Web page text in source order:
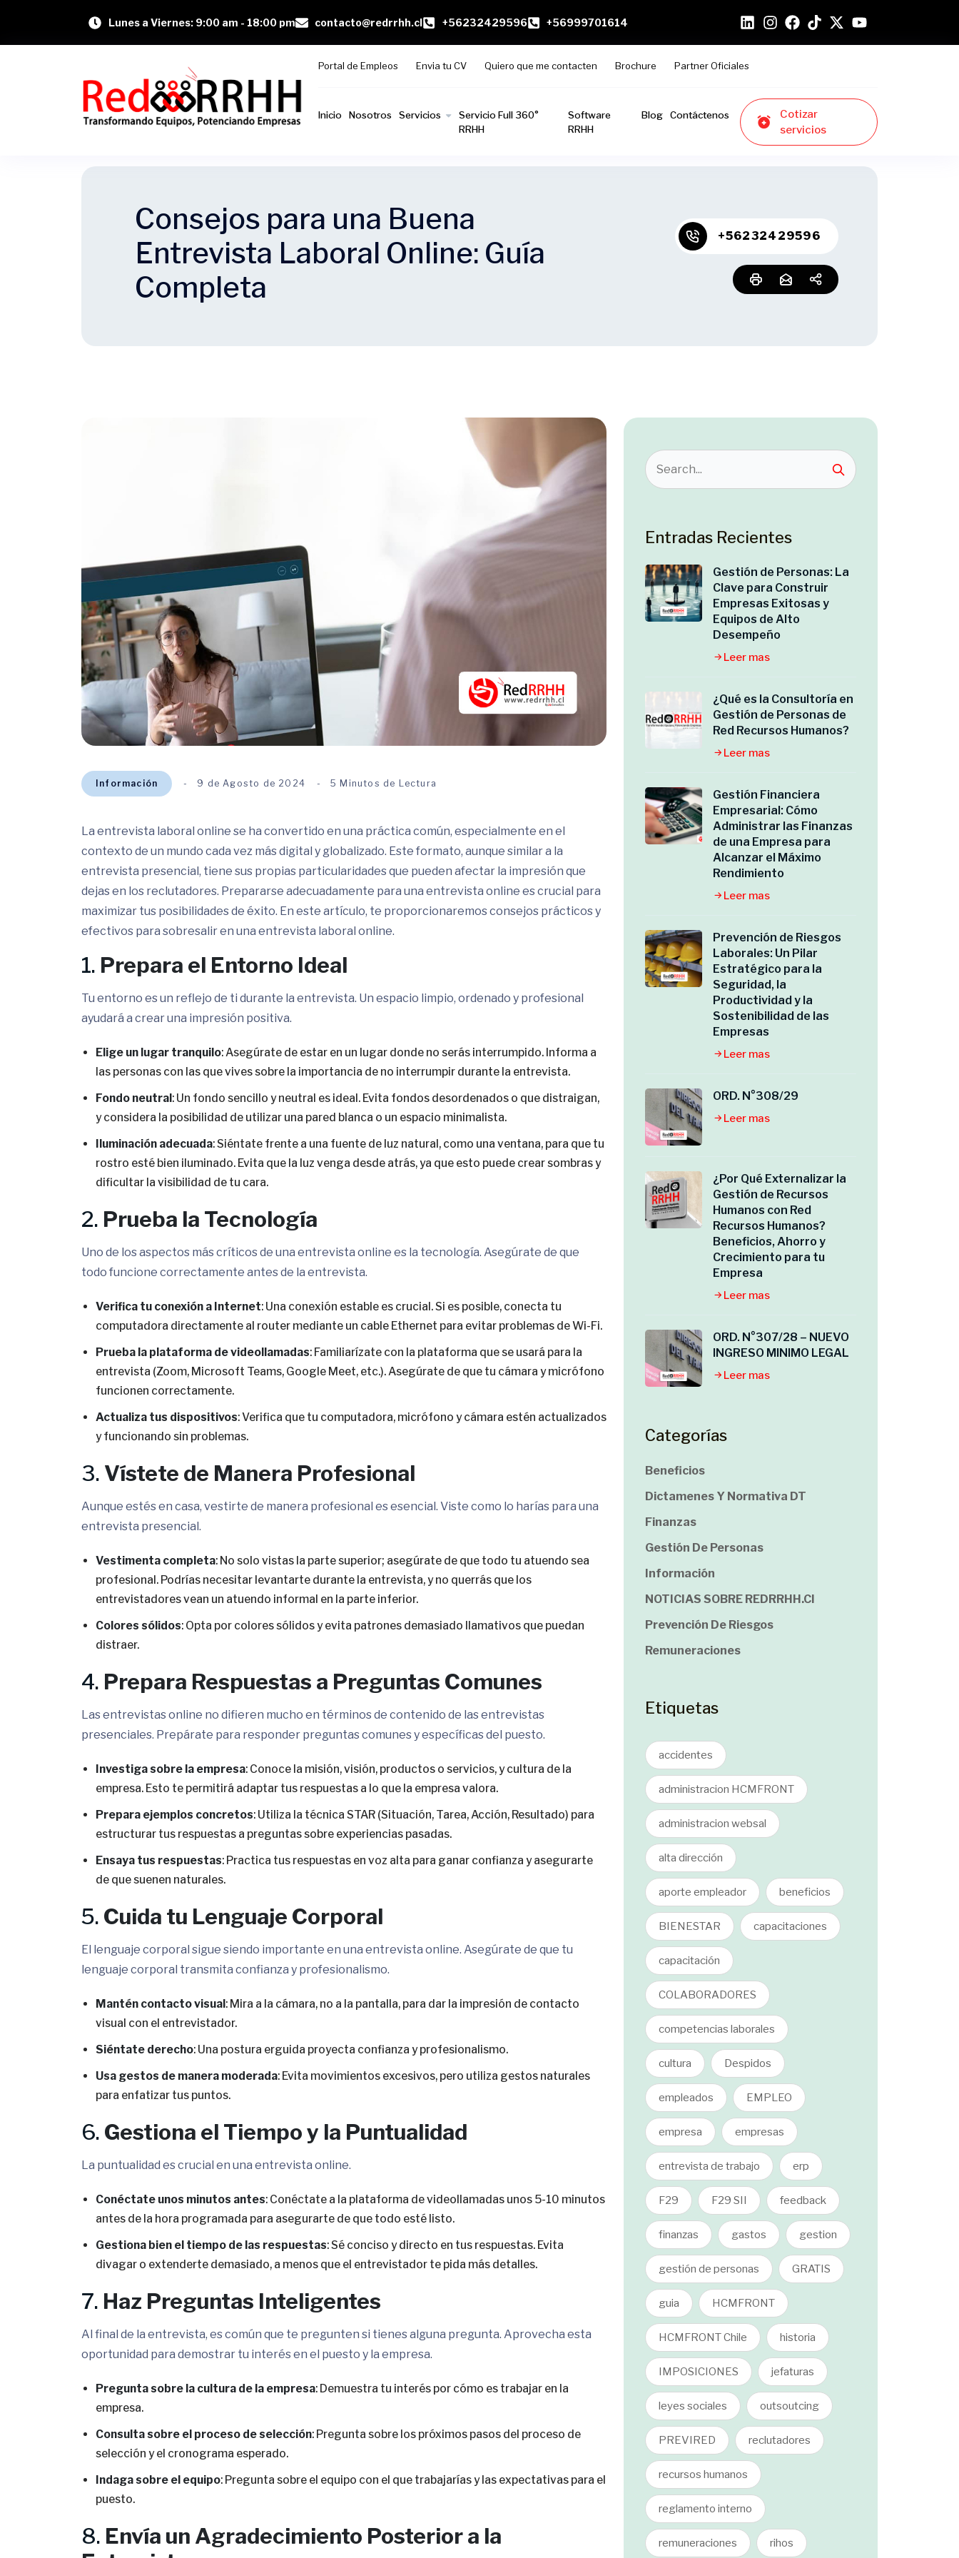
Lunes a Viernes: 9:00 am - 18:00 pm contacto@redrrhh.cl +56232429596 +56999701614
Portal de Empleos Envia tu CV Quiero que me contacten Brochure Partner Oficiales
Inicio Nosotros Servicios
Servicio Full 360°
RRHH
Software
RRHH
Blog Contáctenos
Cotizar
servicios
Consejos para una Buena
Entrevista Laboral Online: Guía
Completa
+56232429596
Información 9 de Agosto de 2024 5 Minutos de Lectura
La entrevista laboral online se ha convertido en una práctica común, especialmente en el
contexto de un mundo cada vez más digital y globalizado. Este formato, aunque similar a la
entrevista presencial, tiene sus propias particularidades que pueden afectar la impresión que
dejas en los reclutadores. Prepararse adecuadamente para una entrevista online es crucial para
maximizar tus posibilidades de éxito. En este artículo, te proporcionaremos consejos prácticos y
efectivos para sobresalir en una entrevista laboral online.
1. Prepara el Entorno Ideal
Tu entorno es un reflejo de ti durante la entrevista. Un espacio limpio, ordenado y profesional
ayudará a crear una impresión positiva.
Elige un lugar tranquilo: Asegúrate de estar en un lugar donde no serás interrumpido. Informa a
las personas con las que vives sobre la importancia de no interrumpir durante la entrevista.
Fondo neutral: Un fondo sencillo y neutral es ideal. Evita fondos desordenados o que distraigan,
y considera la posibilidad de utilizar una pared blanca o un espacio minimalista.
Iluminación adecuada: Siéntate frente a una fuente de luz natural, como una ventana, para que tu
rostro esté bien iluminado. Evita que la luz venga desde atrás, ya que esto puede crear sombras y
dificultar la visibilidad de tu cara.
2. Prueba la Tecnología
Uno de los aspectos más críticos de una entrevista online es la tecnología. Asegúrate de que
todo funcione correctamente antes de la entrevista.
Verifica tu conexión a Internet: Una conexión estable es crucial. Si es posible, conecta tu
computadora directamente al router mediante un cable Ethernet para evitar problemas de Wi-Fi.
Prueba la plataforma de videollamadas: Familiarízate con la plataforma que se usará para la
entrevista (Zoom, Microsoft Teams, Google Meet, etc.). Asegúrate de que tu cámara y micrófono
funcionen correctamente.
Actualiza tus dispositivos: Verifica que tu computadora, micrófono y cámara estén actualizados
y funcionando sin problemas.
3. Vístete de Manera Profesional
Aunque estés en casa, vestirte de manera profesional es esencial. Viste como lo harías para una
entrevista presencial.
Vestimenta completa: No solo vistas la parte superior; asegúrate de que todo tu atuendo sea
profesional. Podrías necesitar levantarte durante la entrevista, y no querrás que los
entrevistadores vean un atuendo informal en la parte inferior.
Colores sólidos: Opta por colores sólidos y evita patrones demasiado llamativos que puedan
distraer.
4. Prepara Respuestas a Preguntas Comunes
Las entrevistas online no difieren mucho en términos de contenido de las entrevistas
presenciales. Prepárate para responder preguntas comunes y específicas del puesto.
Investiga sobre la empresa: Conoce la misión, visión, productos o servicios, y cultura de la
empresa. Esto te permitirá adaptar tus respuestas a lo que la empresa valora.
Prepara ejemplos concretos: Utiliza la técnica STAR (Situación, Tarea, Acción, Resultado) para
estructurar tus respuestas a preguntas sobre experiencias pasadas.
Ensaya tus respuestas: Practica tus respuestas en voz alta para ganar confianza y asegurarte
de que suenen naturales.
5. Cuida tu Lenguaje Corporal
El lenguaje corporal sigue siendo importante en una entrevista online. Asegúrate de que tu
lenguaje corporal transmita confianza y profesionalismo.
Mantén contacto visual: Mira a la cámara, no a la pantalla, para dar la impresión de contacto
visual con el entrevistador.
Siéntate derecho: Una postura erguida proyecta confianza y profesionalismo.
Usa gestos de manera moderada: Evita movimientos excesivos, pero utiliza gestos naturales
para enfatizar tus puntos.
6. Gestiona el Tiempo y la Puntualidad
La puntualidad es crucial en una entrevista online.
Conéctate unos minutos antes: Conéctate a la plataforma de videollamadas unos 5-10 minutos
antes de la hora programada para asegurarte de que todo esté listo.
Gestiona bien el tiempo de las respuestas: Sé conciso y directo en tus respuestas. Evita
divagar o extenderte demasiado, a menos que el entrevistador te pida más detalles.
7. Haz Preguntas Inteligentes
Al final de la entrevista, es común que te pregunten si tienes alguna pregunta. Aprovecha esta
oportunidad para demostrar tu interés en el puesto y la empresa.
Pregunta sobre la cultura de la empresa: Demuestra tu interés por cómo es trabajar en la
empresa.
Consulta sobre el proceso de selección: Pregunta sobre los próximos pasos del proceso de
selección y el cronograma esperado.
Indaga sobre el equipo: Pregunta sobre el equipo con el que trabajarías y las expectativas para el
puesto.
8. Envía un Agradecimiento Posterior a la
Entradas Recientes
Gestión de Personas: La
Clave para Construir
Empresas Exitosas y
Equipos de Alto
Desempeño
Leer mas
¿Qué es la Consultoría en
Gestión de Personas de
Red Recursos Humanos?
Leer mas
Gestión Financiera
Empresarial: Cómo
Administrar las Finanzas
de una Empresa para
Alcanzar el Máximo
Rendimiento
Leer mas
Prevención de Riesgos
Laborales: Un Pilar
Estratégico para la
Seguridad, la
Productividad y la
Sostenibilidad de las
Empresas
Leer mas
ORD. N°308/29
Leer mas
¿Por Qué Externalizar la
Gestión de Recursos
Humanos con Red
Recursos Humanos?
Beneficios, Ahorro y
Crecimiento para tu
Empresa
Leer mas
ORD. N°307/28 – NUEVO
INGRESO MINIMO LEGAL
Leer mas
Categorías
Beneficios
Dictamenes Y Normativa DT
Finanzas
Gestión De Personas
Información
NOTICIAS SOBRE REDRRHH.cl
Prevención De Riesgos
Remuneraciones
Etiquetas
accidentes
administracion HCMFRONT
administracion websal
alta dirección
aporte empleador beneficios
BIENESTAR capacitaciones
capacitación
COLABORADORES
competencias laborales
cultura Despidos
empleados EMPLEO
empresa empresas
entrevista de trabajo erp
F29 F29 SII feedback
finanzas gastos gestion
gestión de personas GRATIS
guia HCMFRONT
HCMFRONT Chile historia
IMPOSICIONES jefaturas
leyes sociales outsoutcing
PREVIRED reclutadores
recursos humanos
reglamento interno
remuneraciones rihos